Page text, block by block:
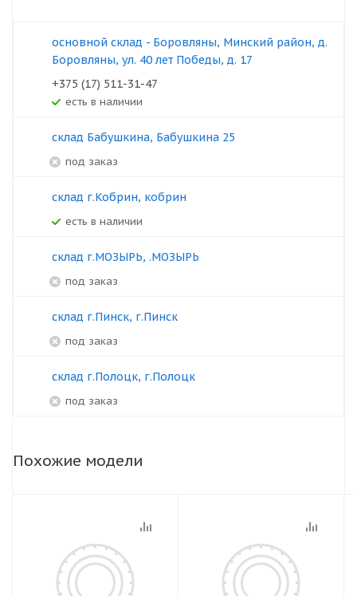
основной склад - Боровляны, Минский район, д.
Боровляны, ул. 40 лет Победы, д. 17
+375 (17) 511-31-47
Есть в наличии
склад Бабушкина, Бабушкина 25
под заказ
склад г.Кобрин, кобрин
Есть в наличии
склад г.МОЗЫРЬ, .МОЗЫРЬ
под заказ
склад г.Пинск, г.Пинск
под заказ
склад г.Полоцк, г.Полоцк
под заказ
Похожие модели